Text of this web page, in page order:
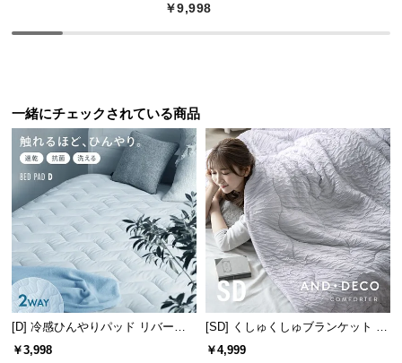
い
て
商
品
の
配
送
に
つ
い
泡の量を変更できます。
￥9,998
一緒にチェックされている商品
[D] 冷感ひんやりパッド リバーシ
ブル 速乾 抗菌 洗える
￥3,998
[SD] くしゅくしゅブランケット レ
ーヨン100% とろける肌触り
￥4,999